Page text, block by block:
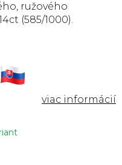
ružového
(585/1000).